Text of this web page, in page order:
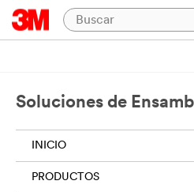
Soluciones de
INICIO
PRODUCTOS